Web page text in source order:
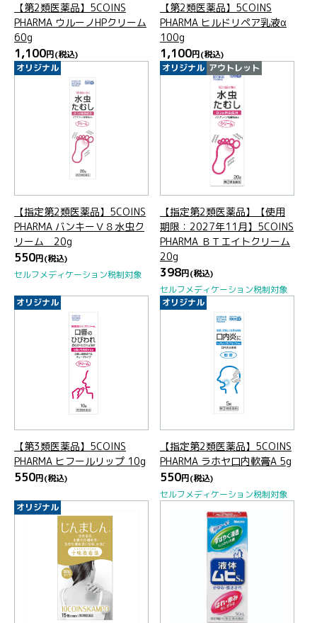
【第2類医薬品】5COINS
PHARMA ウルーノHPクリーム
60g
1,100円(税込)
【第2類医薬品】5COINS
PHARMA ヒルドリペア乳液α
100g
1,100円(税込)
オリジナル
【指定第2類医薬品】5COINS
PHARMA バンキーＶ８水虫ク
リーム 20g
550円(税込)
セルフメディケーション税制対象
オリジナル アウトレット
【指定第2類医薬品】【使用
期限：2027年11月】5COINS
PHARMA ＢＴエイトクリーム
20g
398円(税込)
セルフメディケーション税制対象
オリジナル
【第3類医薬品】5COINS
PHARMA ヒフールリップ 10g
550円(税込)
オリジナル
【指定第2類医薬品】5COINS
PHARMA ラホヤ口内軟膏A 5g
550円(税込)
セルフメディケーション税制対象
オリジナル